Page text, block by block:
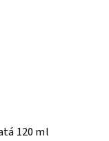
120 ml